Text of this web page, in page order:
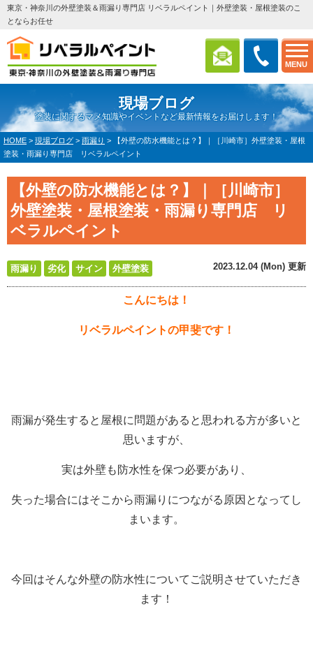
MENU
東京・神奈川の外壁塗装＆雨漏り専門店 リベラルペイント｜外壁塗装・屋根塗装のこ
とならお任せ
現場ブログ
塗装に関するマメ知識やイベントなど最新情報をお届けします！
HOME > 現場ブログ > 雨漏り >
【外壁の防水機能とは？】｜［川崎市］外壁塗装・屋根
塗装・雨漏り専門店 リベラルペイント
【外壁の防水機能とは？】｜［川崎市］
外壁塗装・屋根塗装・雨漏り専門店 リ
ベラルペイント
雨漏り 劣化 サイン 外壁塗装 2023.12.04 (Mon) 更新
こんにちは！
リベラルペイントの甲斐です！
雨漏が発生すると屋根に問題があると思われる方が多いと
思いますが、
実は外壁も防水性を保つ必要があり、
失った場合にはそこから雨漏りにつながる原因となってし
まいます。
今回はそんな外壁の防水性についてご説明させていただき
ます！